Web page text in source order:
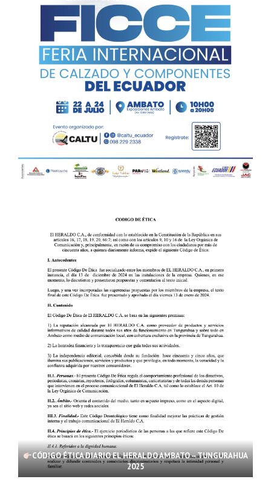
CÓDIGO ÉTICA DIARIO EL HERALDO AMBATO – TUNGURAHUA
2025